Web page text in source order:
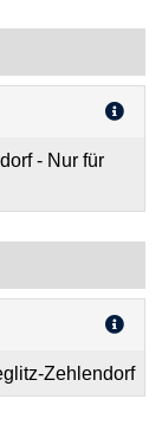
für
für Steglitz-Zehlendorf - Steglitz-Zehlendorf